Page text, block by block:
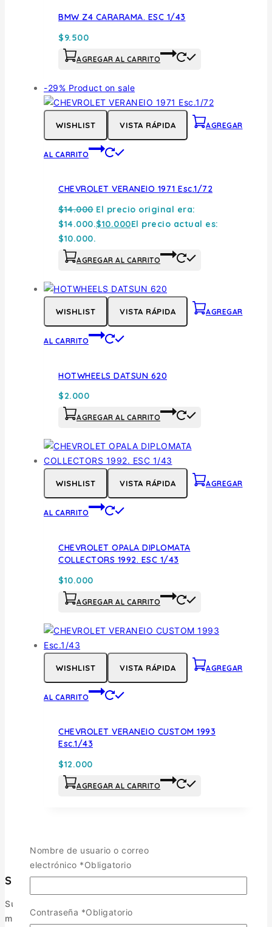
BMW Z4 CARARAMA. ESC 1/43
$9.500
AGREGAR AL CARRITO
-29% Product on sale
WISHLIST VISTA RÁPIDA AGREGAR
AL CARRITO
CHEVROLET VERANEIO 1971 Esc.1/72
$14.000 El precio original era:
$14.000.$10.000El precio actual es:
$10.000.
AGREGAR AL CARRITO
WISHLIST VISTA RÁPIDA AGREGAR
AL CARRITO
HOTWHEELS DATSUN 620
$2.000
AGREGAR AL CARRITO
WISHLIST VISTA RÁPIDA AGREGAR
AL CARRITO
CHEVROLET OPALA DIPLOMATA
COLLECTORS 1992. ESC 1/43
$10.000
AGREGAR AL CARRITO
WISHLIST VISTA RÁPIDA AGREGAR
AL CARRITO
CHEVROLET VERANEIO CUSTOM 1993
Esc.1/43
$12.000
AGREGAR AL CARRITO
Surmaquetas
Surmaquetas es una tienda online de maquetismo y
modelismo ubicada en Valdivia, Región de Los Ríos. Nos
Nombre de usuario o correo
electrónico *Obligatorio
Contraseña *Obligatorio